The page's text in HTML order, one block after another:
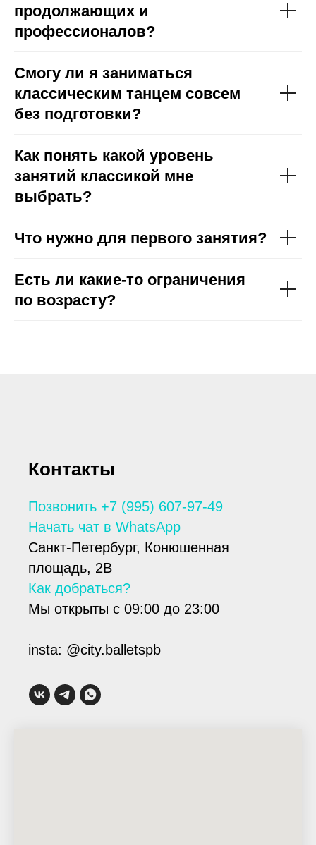
продолжающих и
профессионалов?
Смогу ли я заниматься
классическим танцем совсем
без подготовки?
Как понять какой уровень
занятий классикой мне
выбрать?
Что нужно для первого занятия?
Есть ли какие-то ограничения
по возрасту?
Контакты
Позвонить +7 (995) 607-97-49
Начать чат в WhatsApp
Санкт-Петербург, Конюшенная
площадь, 2В
Как добраться?
Мы открыты с 09:00 до 23:00
instа: @city.balletspb